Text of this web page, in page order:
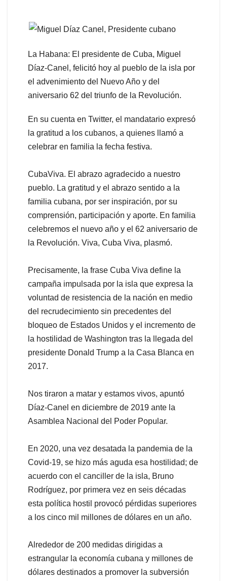
La Habana: El presidente de Cuba, Miguel
Díaz-Canel, felicitó hoy al pueblo de la isla por
el advenimiento del Nuevo Año y del
aniversario 62 del triunfo de la Revolución.
En su cuenta en Twitter, el mandatario expresó
la gratitud a los cubanos, a quienes llamó a
celebrar en familia la fecha festiva.
CubaViva. El abrazo agradecido a nuestro
pueblo. La gratitud y el abrazo sentido a la
familia cubana, por ser inspiración, por su
comprensión, participación y aporte. En familia
celebremos el nuevo año y el 62 aniversario de
la Revolución. Viva, Cuba Viva, plasmó.
Precisamente, la frase Cuba Viva define la
campaña impulsada por la isla que expresa la
voluntad de resistencia de la nación en medio
del recrudecimiento sin precedentes del
bloqueo de Estados Unidos y el incremento de
la hostilidad de Washington tras la llegada del
presidente Donald Trump a la Casa Blanca en
2017.
Nos tiraron a matar y estamos vivos, apuntó
Díaz-Canel en diciembre de 2019 ante la
Asamblea Nacional del Poder Popular.
En 2020, una vez desatada la pandemia de la
Covid-19, se hizo más aguda esa hostilidad; de
acuerdo con el canciller de la isla, Bruno
Rodríguez, por primera vez en seis décadas
esta política hostil provocó pérdidas superiores
a los cinco mil millones de dólares en un año.
Alrededor de 200 medidas dirigidas a
estrangular la economía cubana y millones de
dólares destinados a promover la subversión